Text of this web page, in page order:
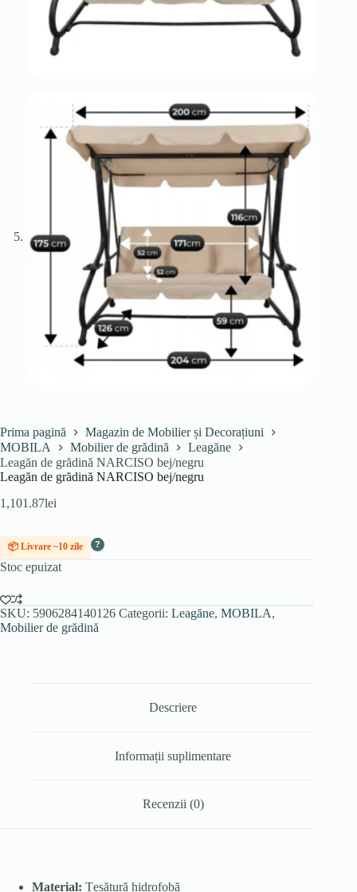
Prima pagină
Magazin de Mobilier și Decorațiuni
MOBILA
Mobilier de grădină
Leagăne
Leagăn de grădină NARCISO bej/negru
Leagăn de grădină NARCISO bej/negru
1,101.87lei
📦 Livrare ~10 zile ?
Stoc epuizat
SKU: 5906284140126 Categorii: Leagăne, MOBILA,
Mobilier de grădină
Descriere
Informații suplimentare
Recenzii (0)
Material: Țesătură hidrofobă